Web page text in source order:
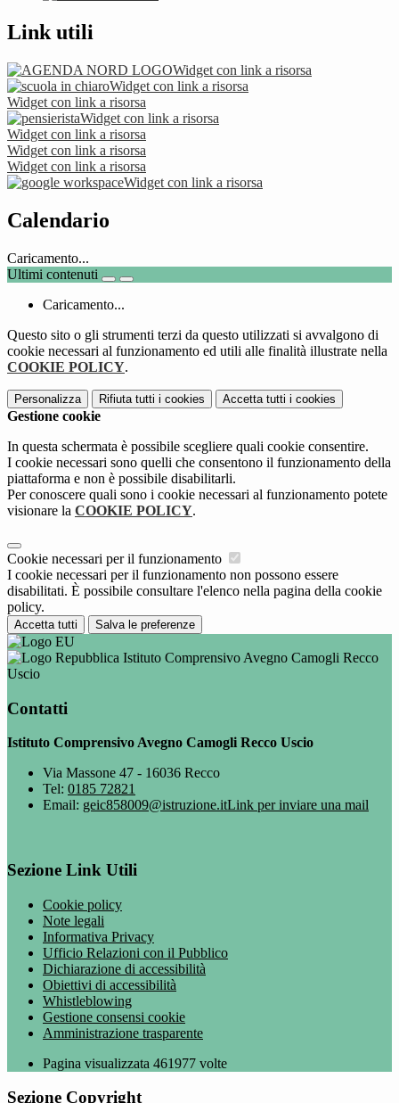
Link utili
Widget con link a risorsa
Widget con link a risorsa
Widget con link a risorsa
Widget con link a risorsa
Widget con link a risorsa
Widget con link a risorsa
Widget con link a risorsa
Widget con link a risorsa
Calendario
Caricamento...
Ultimi contenuti
Caricamento...
Questo sito o gli strumenti terzi da questo utilizzati si avvalgono di
cookie necessari al funzionamento ed utili alle finalità illustrate nella
COOKIE POLICY.
Personalizza Rifiuta tutti i cookies Accetta tutti i cookies
Gestione cookie
In questa schermata è possibile scegliere quali cookie consentire.
I cookie necessari sono quelli che consentono il funzionamento della
piattaforma e non è possibile disabilitarli.
Per conoscere quali sono i cookie necessari al funzionamento potete
visionare la COOKIE POLICY.
Cookie necessari per il funzionamento
I cookie necessari per il funzionamento non possono essere
disabilitati. È possibile consultare l'elenco nella pagina della cookie
policy.
Accetta tutti Salva le preferenze
Istituto Comprensivo Avegno Camogli Recco
Uscio
Contatti
Istituto Comprensivo Avegno Camogli Recco Uscio
Via Massone 47 - 16036 Recco
Tel: 0185 72821
Email: geic858009@istruzione.itLink per inviare una mail
Sezione Link Utili
Cookie policy
Note legali
Informativa Privacy
Ufficio Relazioni con il Pubblico
Dichiarazione di accessibilità
Obiettivi di accessibilità
Whistleblowing
Gestione consensi cookie
Amministrazione trasparente
Pagina visualizzata 461977 volte
Sezione Copyright